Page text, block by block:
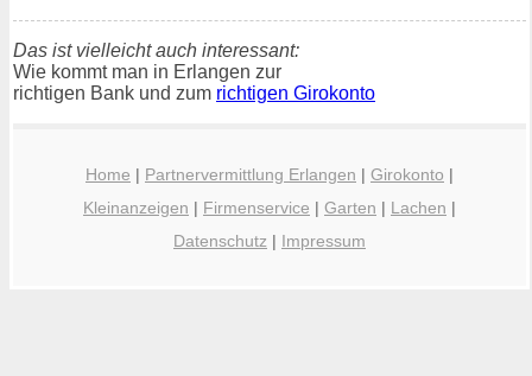
Das ist vielleicht auch interessant:
Wie kommt man in Erlangen zur
richtigen Bank und zum richtigen Girokonto
Home | Partnervermittlung Erlangen | Girokonto |
Kleinanzeigen | Firmenservice | Garten | Lachen |
Datenschutz | Impressum